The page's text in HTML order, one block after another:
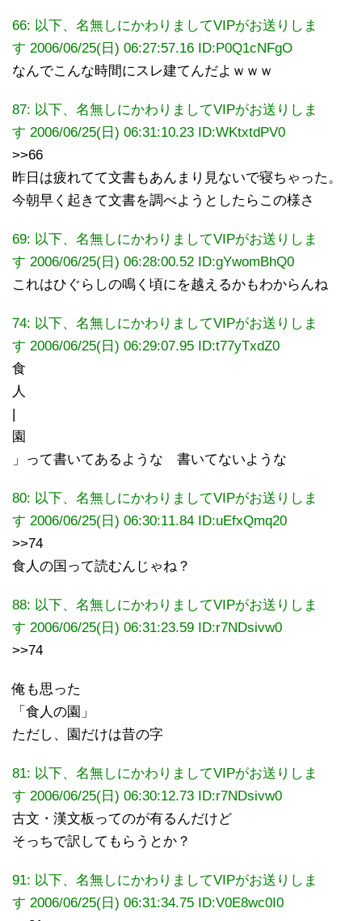
66: 以下、名無しにかわりましてVIPがお送りしま
す 2006/06/25(日) 06:27:57.16 ID:P0Q1cNFgO
なんでこんな時間にスレ建てんだよｗｗｗ
87: 以下、名無しにかわりましてVIPがお送りしま
す 2006/06/25(日) 06:31:10.23 ID:WKtxtdPV0
>>66
昨日は疲れてて文書もあんまり見ないで寝ちゃった。
今朝早く起きて文書を調べようとしたらこの様さ
69: 以下、名無しにかわりましてVIPがお送りしま
す 2006/06/25(日) 06:28:00.52 ID:gYwomBhQ0
これはひぐらしの鳴く頃にを越えるかもわからんね
74: 以下、名無しにかわりましてVIPがお送りしま
す 2006/06/25(日) 06:29:07.95 ID:t77yTxdZ0
食
人
|
園
」って書いてあるような 書いてないような
80: 以下、名無しにかわりましてVIPがお送りしま
す 2006/06/25(日) 06:30:11.84 ID:uEfxQmq20
>>74
食人の国って読むんじゃね？
88: 以下、名無しにかわりましてVIPがお送りしま
す 2006/06/25(日) 06:31:23.59 ID:r7NDsivw0
>>74
俺も思った
「食人の園」
ただし、園だけは昔の字
81: 以下、名無しにかわりましてVIPがお送りしま
す 2006/06/25(日) 06:30:12.73 ID:r7NDsivw0
古文・漢文板ってのが有るんだけど
そっちで訳してもらうとか？
91: 以下、名無しにかわりましてVIPがお送りしま
す 2006/06/25(日) 06:31:34.75 ID:V0E8wc0I0